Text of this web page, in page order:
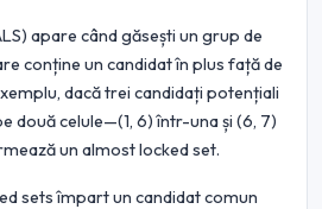
apare când găsești un grup de
conține un candidat în plus față de
dacă trei candidați potențiali
două celule—(1, 6) într-una și (6, 7)
un almost locked set.
sets împart un candidat comun